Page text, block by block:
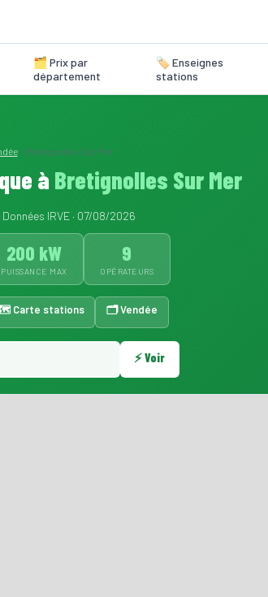
🗂️ Prix par
département
🏷️ Enseignes
stations
› Bretignolles Sur Mer
à Bretignolles Sur Mer
IRVE · 07/08/2026
200 kW
PUISSANCE MAX
9
OPÉRATEURS
Carte stations 🗂️ Vendée
⚡ Voir